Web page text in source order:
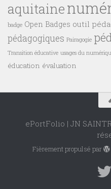
aquitaine
badge Open Badges outil
pédagogiques Pairagogie
Transition éducative usages du
éducation évaluation
ePortFolio | JN
Fièrement propulsé par